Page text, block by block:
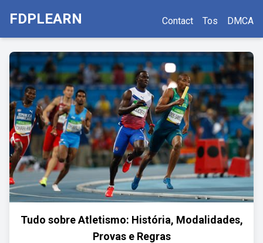
FDPLEARN Contact Tos DMCA
Tudo sobre Atletismo: História, Modalidades,
Provas e Regras